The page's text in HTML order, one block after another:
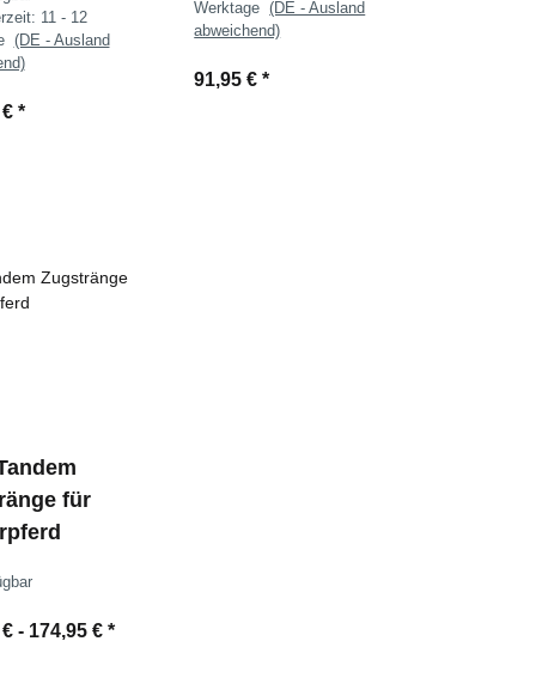
11 - 12
(DE - Ausland
*
Werktage(DE - Ausland
abweichend)
91,95 €*
für
- 174,95 € *